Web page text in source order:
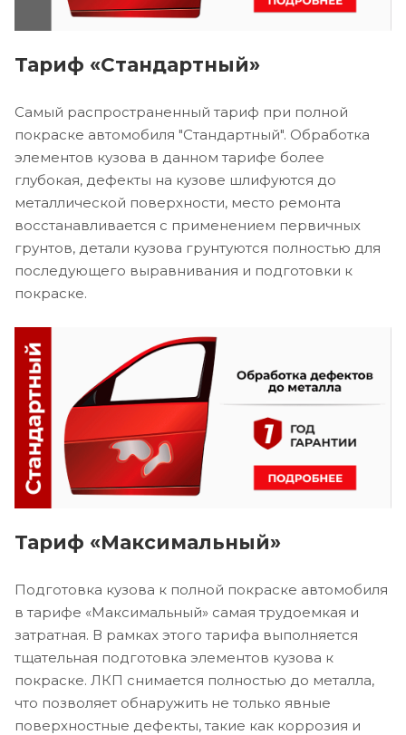
Тариф «Стандартный»
Самый распространенный тариф при полной
покраске автомобиля "Стандартный". Обработка
элементов кузова в данном тарифе более
глубокая, дефекты на кузове шлифуются до
металлической поверхности, место ремонта
восстанавливается с применением первичных
грунтов, детали кузова грунтуются полностью для
последующего выравнивания и подготовки к
покраске.
Тариф «Максимальный»
Подготовка кузова к полной покраске автомобиля
в тарифе «Максимальный» самая трудоемкая и
затратная. В рамках этого тарифа выполняется
тщательная подготовка элементов кузова к
покраске. ЛКП снимается полностью до металла,
что позволяет обнаружить не только явные
поверхностные дефекты, такие как коррозия и